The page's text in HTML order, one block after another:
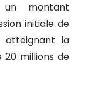
montant
initiale de
atteignant la
20 millions de